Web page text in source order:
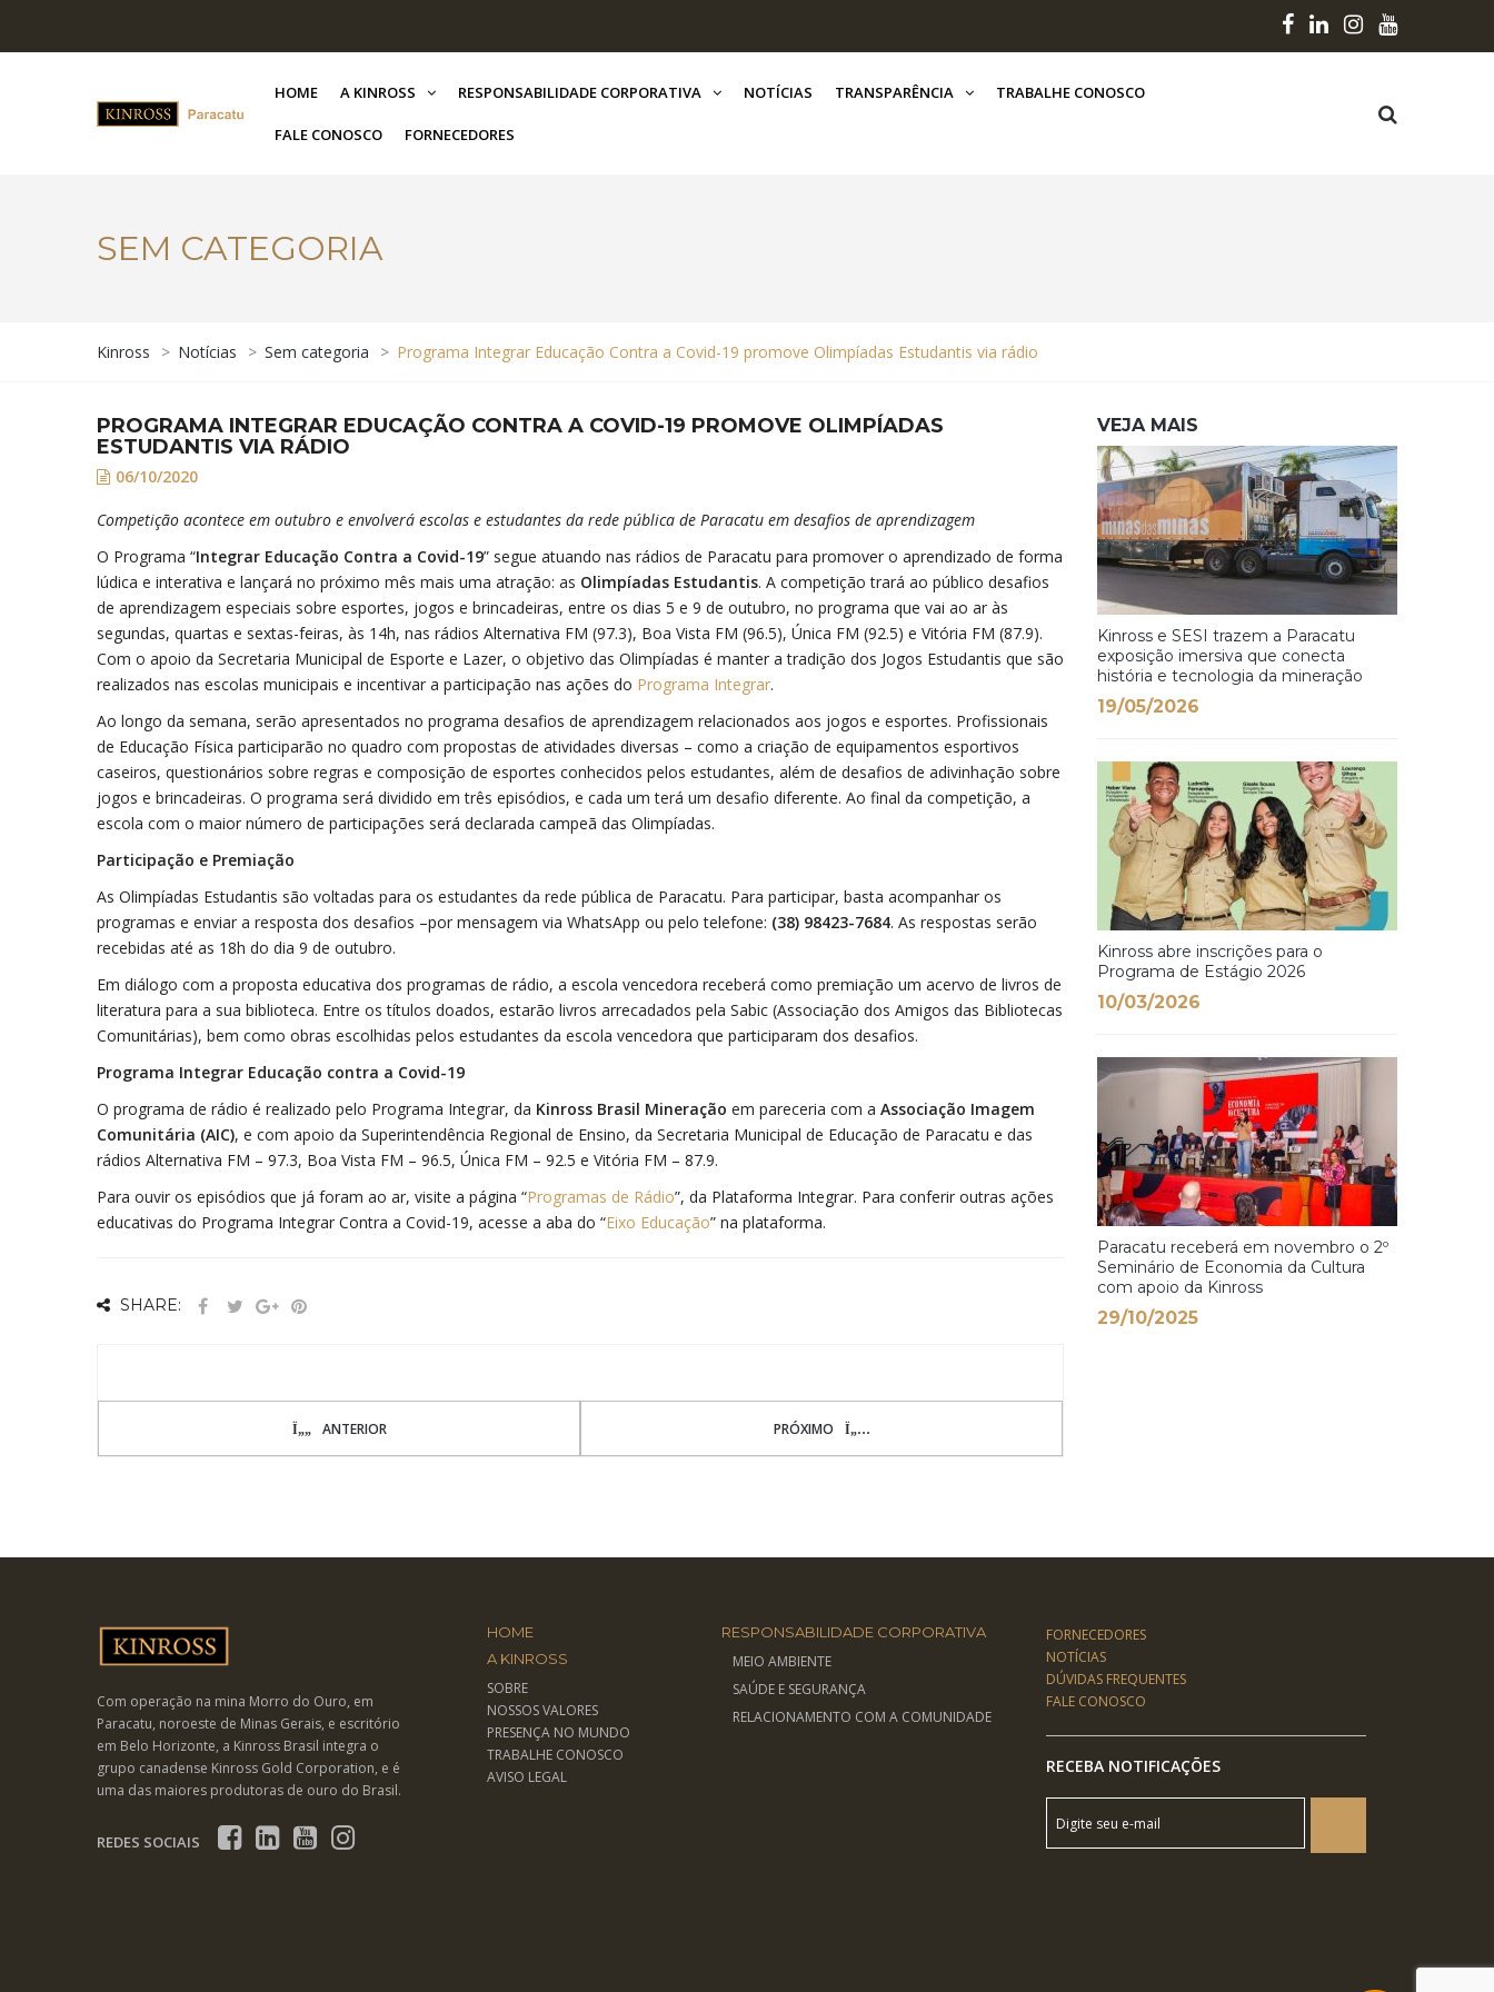
HOME A KINROSS RESPONSABILIDADE CORPORATIVA NOTÍCIAS TRANSPARÊNCIA TRABALHE CONOSCO
FALE CONOSCO FORNECEDORES
SEM CATEGORIA
Kinross > Notícias > Sem categoria > Programa Integrar Educação Contra a Covid-19 promove Olimpíadas Estudantis via rádio
PROGRAMA INTEGRAR EDUCAÇÃO CONTRA A COVID-19 PROMOVE OLIMPÍADAS
ESTUDANTIS VIA RÁDIO
06/10/2020
Competição acontece em outubro e envolverá escolas e estudantes da rede pública de Paracatu em desafios de aprendizagem
O Programa “Integrar Educação Contra a Covid-19” segue atuando nas rádios de Paracatu para promover o aprendizado de forma
lúdica e interativa e lançará no próximo mês mais uma atração: as Olimpíadas Estudantis. A competição trará ao público desafios
de aprendizagem especiais sobre esportes, jogos e brincadeiras, entre os dias 5 e 9 de outubro, no programa que vai ao ar às
segundas, quartas e sextas-feiras, às 14h, nas rádios Alternativa FM (97.3), Boa Vista FM (96.5), Única FM (92.5) e Vitória FM (87.9).
Com o apoio da Secretaria Municipal de Esporte e Lazer, o objetivo das Olimpíadas é manter a tradição dos Jogos Estudantis que são
realizados nas escolas municipais e incentivar a participação nas ações do Programa Integrar.
Ao longo da semana, serão apresentados no programa desafios de aprendizagem relacionados aos jogos e esportes. Profissionais
de Educação Física participarão no quadro com propostas de atividades diversas – como a criação de equipamentos esportivos
caseiros, questionários sobre regras e composição de esportes conhecidos pelos estudantes, além de desafios de adivinhação sobre
jogos e brincadeiras. O programa será dividido em três episódios, e cada um terá um desafio diferente. Ao final da competição, a
escola com o maior número de participações será declarada campeã das Olimpíadas.
Participação e Premiação
As Olimpíadas Estudantis são voltadas para os estudantes da rede pública de Paracatu. Para participar, basta acompanhar os
programas e enviar a resposta dos desafios –por mensagem via WhatsApp ou pelo telefone: (38) 98423-7684. As respostas serão
recebidas até as 18h do dia 9 de outubro.
Em diálogo com a proposta educativa dos programas de rádio, a escola vencedora receberá como premiação um acervo de livros de
literatura para a sua biblioteca. Entre os títulos doados, estarão livros arrecadados pela Sabic (Associação dos Amigos das Bibliotecas
Comunitárias), bem como obras escolhidas pelos estudantes da escola vencedora que participaram dos desafios.
Programa Integrar Educação contra a Covid-19
O programa de rádio é realizado pelo Programa Integrar, da Kinross Brasil Mineração em pareceria com a Associação Imagem
Comunitária (AIC), e com apoio da Superintendência Regional de Ensino, da Secretaria Municipal de Educação de Paracatu e das
rádios Alternativa FM – 97.3, Boa Vista FM – 96.5, Única FM – 92.5 e Vitória FM – 87.9.
Para ouvir os episódios que já foram ao ar, visite a página “Programas de Rádio”, da Plataforma Integrar. Para conferir outras ações
educativas do Programa Integrar Contra a Covid-19, acesse a aba do “Eixo Educação” na plataforma.
SHARE:
ANTERIOR PRÓXIMO
VEJA MAIS
Kinross e SESI trazem a Paracatu
exposição imersiva que conecta
história e tecnologia da mineração
19/05/2026
Kinross abre inscrições para o
Programa de Estágio 2026
10/03/2026
Paracatu receberá em novembro o 2º
Seminário de Economia da Cultura
com apoio da Kinross
29/10/2025
Com operação na mina Morro do Ouro, em
Paracatu, noroeste de Minas Gerais, e escritório
em Belo Horizonte, a Kinross Brasil integra o
grupo canadense Kinross Gold Corporation, e é
uma das maiores produtoras de ouro do Brasil.
REDES SOCIAIS
HOME
A KINROSS
SOBRE
NOSSOS VALORES
PRESENÇA NO MUNDO
TRABALHE CONOSCO
AVISO LEGAL
RESPONSABILIDADE CORPORATIVA
MEIO AMBIENTE
SAÚDE E SEGURANÇA
RELACIONAMENTO COM A COMUNIDADE
FORNECEDORES
NOTÍCIAS
DÚVIDAS FREQUENTES
FALE CONOSCO
RECEBA NOTIFICAÇÕES